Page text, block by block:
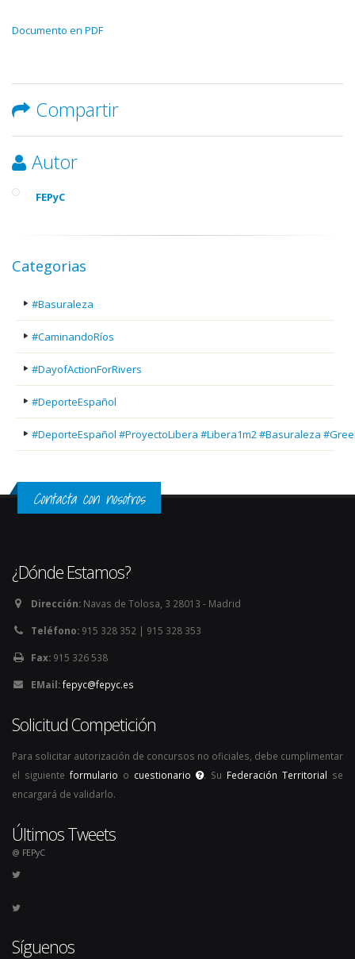
Documento en PDF
Compartir
Autor
FEPyC
Categorias
#Basuraleza
#CaminandoRíos
#DayofActionForRivers
#DeporteEspañol
#DeporteEspañol #ProyectoLibera #Libera1m2 #Basuraleza
Contacta con nosotros
¿Dónde Estamos?
Dirección: Navas de Tolosa, 3 28013 - Madrid
Teléfono: 915 328 352 | 915 328 353
Fax: 915 326 538
EMail:fepyc@fepyc.es
Solicitud Competición
Para solicitar autorización de concursos no oficiales, debe cumplimentar
el siguiente formulario o cuestionario . Su Federación Territorial se
encargará de validarlo.
Últimos Tweets
@ FEPyC
Síguenos